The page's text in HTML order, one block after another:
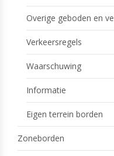
Overige geboden en
Verkeersregels
Waarschuwing
Informatie
Eigen terrein borden
Zoneborden